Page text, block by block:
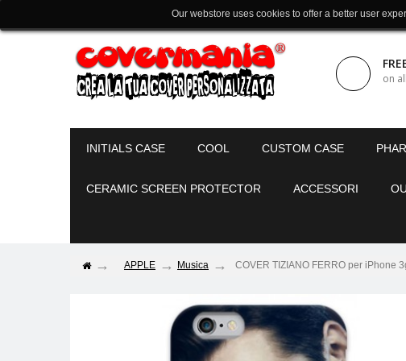
on
INITIALS CASE COOL CUSTOM CASE
CERAMIC SCREEN PROTECTOR ACCESSORI
Our webstore uses cookies to offer a better user
APPLE Musica COVER TIZIANO FERRO per iPhone